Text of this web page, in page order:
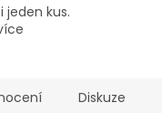
jeden kus.
Diskuze